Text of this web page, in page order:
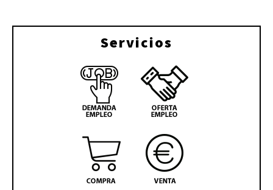
Servicios